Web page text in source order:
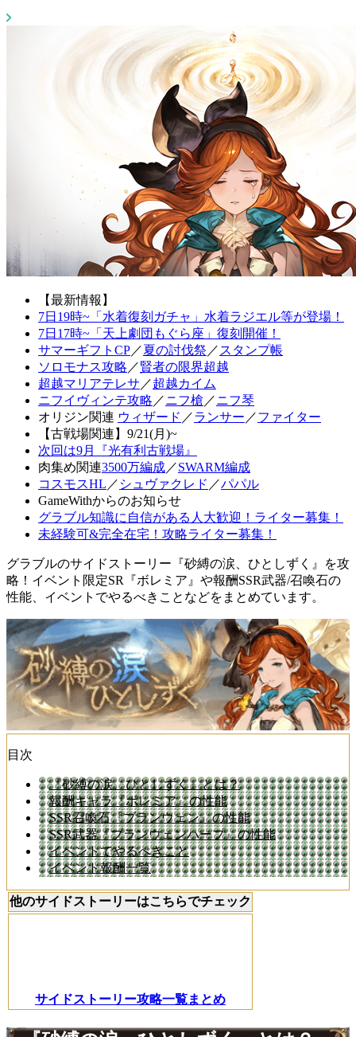
【最新情報】
7日19時~「水着復刻ガチャ」水着ラジエル等が登場！
7日17時~「天上劇団もぐら座」復刻開催！
サマーギフトCP／夏の討伐祭 ／ スタンプ帳
ソロモナス攻略 ／賢者の限界超越
超越マリアテレサ ／超越カイム
ニフイヴィンテ攻略 ／ニフ槍 ／ニフ琴
オリジン関連 ウィザード ／ランサー ／ファイター
【古戦場関連】9/21(月)~
次回は9月『光有利古戦場』
肉集め関連3500万編成／SWARM編成
コスモスHL ／ シュヴァクレド ／パパル
GameWithからのお知らせ
グラブル知識に自信がある人大歓迎！ライター募集！
未経験可&完全在宅！攻略ライター募集！
グラブルのサイドストーリー『砂縛の涙、ひとしずく』を攻
略！イベント限定SR『ボレミア』や報酬SSR武器/召喚石の
性能、イベントでやるべきことなどをまとめています。
目次
『砂縛の涙、ひとしずく』とは？
報酬キャラ『ボレミア』の性能
SSR召喚石『ブランウェン』の性能
SSR武器『ブランウェンハープ』の性能
イベントでやるべきこと
イベント報酬一覧
他のサイドストーリーはこちらでチェック
サイドストーリー攻略一覧まとめ